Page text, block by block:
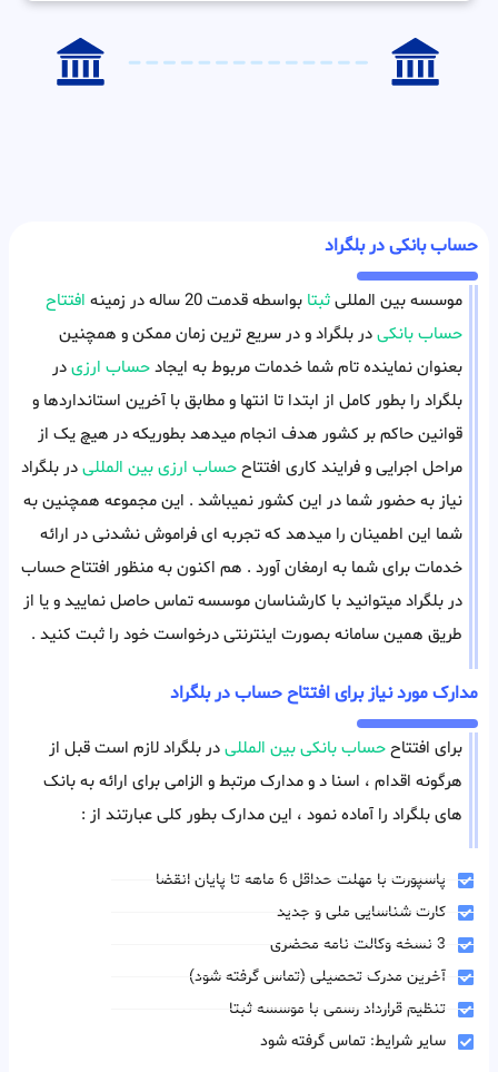
حساب بانکی در بلگراد
موسسه بین المللیثبتا بواسطه قدمت 20 ساله در زمینه
افتتاح
حساب بانکیدر بلگراد و در سریع ترین زمان ممکن و همچنین
بعنوان نماینده تام شما خدمات مربوط به ایجادحساب ارزیدر
بلگراد را بطور کامل از ابتدا تا انتها و مطابق با آخرین استانداردها و
قوانین حاکم بر کشور هدف انجام میدهد بطوریکه در هیچ یک از
مراحل اجرایی و فرایند کاری افتتاححساب ارزی بین المللیدر بلگراد
نیاز به حضور شما در این کشور نمیباشد . این مجموعه همچنین به
شما این اطمینان را میدهد که تجربه ای فراموش نشدنی در ارائه
خدمات برای شما به ارمغان آورد . هم اکنون به منظور افتتاح حساب
در بلگراد میتوانید با کارشناسان موسسه تماس حاصل نمایید و یا از
طریق همین سامانه بصورت اینترنتی درخواست خود را ثبت کنید .
مدارک مورد نیاز برای افتتاح حساب در بلگراد
برای افتتاححساب بانکی بین المللیدر بلگراد لازم است قبل از
هرگونه اقدام ، اسنا د و مدارک مرتبط و الزامی برای ارائه به بانک
های بلگراد را آماده نمود ، این مدارک بطور کلی عبارتند از :
پاسپورت با مهلت حداقل 6 ماهه تا پایان انقضا
کارت شناسایی ملی و جدید
3 نسخه وکالت نامه محضری
آخرین مدرک تحصیلی (تماس گرفته شود)
تنظیم قرارداد رسمی با موسسه ثبتا
سایر شرایط: تماس گرفته شود